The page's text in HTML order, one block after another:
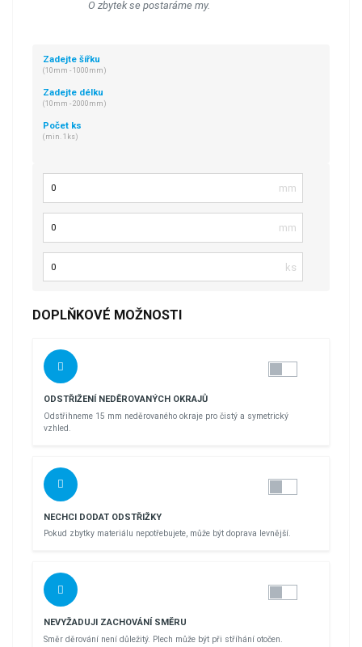
O zbytek se postaráme my.
Zadejte šířku
(10mm - 1000mm)
Zadejte délku
(10mm - 2000mm)
Počet ks
(min. 1ks)
Počet kusů
DOPLŇKOVÉ MOŽNOSTI
ODSTŘIŽENÍ NEDĚROVANÝCH OKRAJŮ
Odstřihneme 15 mm neděrovaného okraje pro čistý a symetrický
vzhled.
NECHCI DODAT ODSTŘIŽKY
Pokud zbytky materiálu nepotřebujete, může být doprava levnější.
NEVYŽADUJI ZACHOVÁNÍ SMĚRU
Směr děrování není důležitý. Plech může být při stříhání otočen.